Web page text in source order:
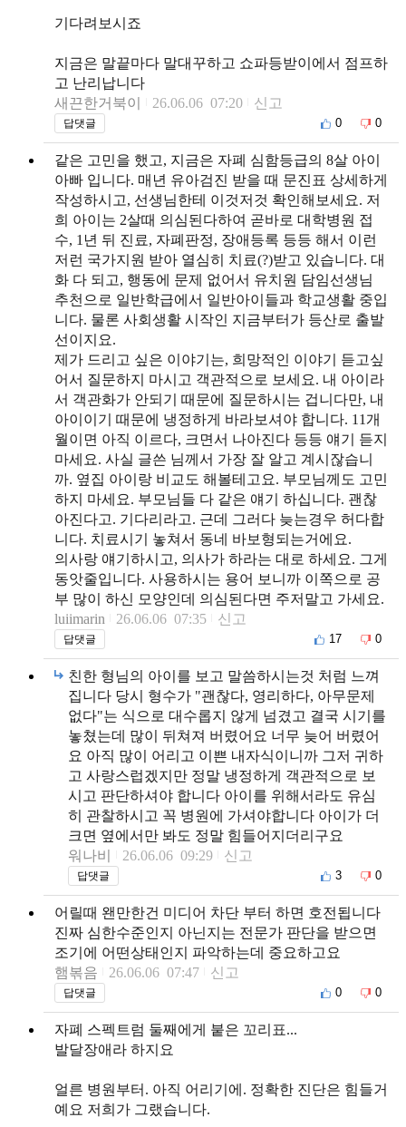
기다려보시죠
지금은 말끝마다 말대꾸하고 쇼파등받이에서 점프하
고 난리납니다
새끈한거북이
26.06.06 07:20 신고
답댓글 0 0
같은 고민을 했고, 지금은 자폐 심함등급의 8살 아이
아빠 입니다. 매년 유아검진 받을 때 문진표 상세하게
작성하시고, 선생님한테 이것저것 확인해보세요. 저
희 아이는 2살때 의심된다하여 곧바로 대학병원 접
수, 1년 뒤 진료, 자폐판정, 장애등록 등등 해서 이런
저런 국가지원 받아 열심히 치료(?)받고 있습니다. 대
화 다 되고, 행동에 문제 없어서 유치원 담임선생님
추천으로 일반학급에서 일반아이들과 학교생활 중입
니다. 물론 사회생활 시작인 지금부터가 등산로 출발
선이지요.
제가 드리고 싶은 이야기는, 희망적인 이야기 듣고싶
어서 질문하지 마시고 객관적으로 보세요. 내 아이라
서 객관화가 안되기 때문에 질문하시는 겁니다만, 내
아이이기 때문에 냉정하게 바라보셔야 합니다. 11개
월이면 아직 이르다, 크면서 나아진다 등등 얘기 듣지
마세요. 사실 글쓴 님께서 가장 잘 알고 계시잖습니
까. 옆집 아이랑 비교도 해볼테고요. 부모님께도 고민
하지 마세요. 부모님들 다 같은 얘기 하십니다. 괜찮
아진다고. 기다리라고. 근데 그러다 늦는경우 허다합
니다. 치료시기 놓쳐서 동네 바보형되는거에요.
의사랑 얘기하시고, 의사가 하라는 대로 하세요. 그게
동앗줄입니다. 사용하시는 용어 보니까 이쪽으로 공
부 많이 하신 모양인데 의심된다면 주저말고 가세요.
luiimarin
26.06.06 07:35 신고
답댓글 17 0
친한 형님의 아이를 보고 말씀하시는것 처럼 느껴
집니다 당시 형수가 "괜찮다, 영리하다, 아무문제
없다"는 식으로 대수롭지 않게 넘겼고 결국 시기를
놓쳤는데 많이 뒤쳐져 버렸어요 너무 늦어 버렸어
요 아직 많이 어리고 이쁜 내자식이니까 그저 귀하
고 사랑스럽겠지만 정말 냉정하게 객관적으로 보
시고 판단하셔야 합니다 아이를 위해서라도 유심
히 관찰하시고 꼭 병원에 가셔야합니다 아이가 더
크면 옆에서만 봐도 정말 힘들어지더리구요
워나비
26.06.06 09:29 신고
답댓글 3 0
어릴때 왠만한건 미디어 차단 부터 하면 호전됩니다
진짜 심한수준인지 아닌지는 전문가 판단을 받으면
조기에 어떤상태인지 파악하는데 중요하고요
햄볶음
26.06.06 07:47 신고
답댓글 0 0
자폐 스펙트럼 둘째에게 붙은 꼬리표...
발달장애라 하지요
얼른 병원부터. 아직 어리기에. 정확한 진단은 힘들거
예요 저희가 그랬습니다.